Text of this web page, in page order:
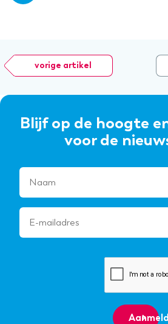
vorige artikel
Blijf op de hoogte
voor de